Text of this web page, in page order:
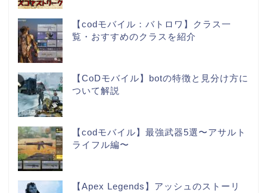
【codモバイル：バトロワ】クラス一
覧・おすすめのクラスを紹介
【CoDモバイル】botの特徴と見分け方に
ついて解説
【codモバイル】最強武器5選〜アサルト
ライフル編〜
【Apex Legends】アッシュのストーリ